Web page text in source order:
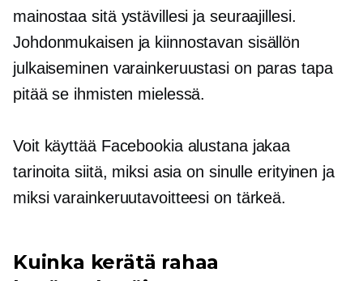
mainostaa sitä ystävillesi ja seuraajillesi.
Johdonmukaisen ja kiinnostavan sisällön
julkaiseminen varainkeruustasi on paras tapa
pitää se ihmisten mielessä.
Voit käyttää Facebookia alustana jakaa
tarinoita siitä, miksi asia on sinulle erityinen ja
miksi varainkeruutavoitteesi on tärkeä.
Kuinka kerätä rahaa